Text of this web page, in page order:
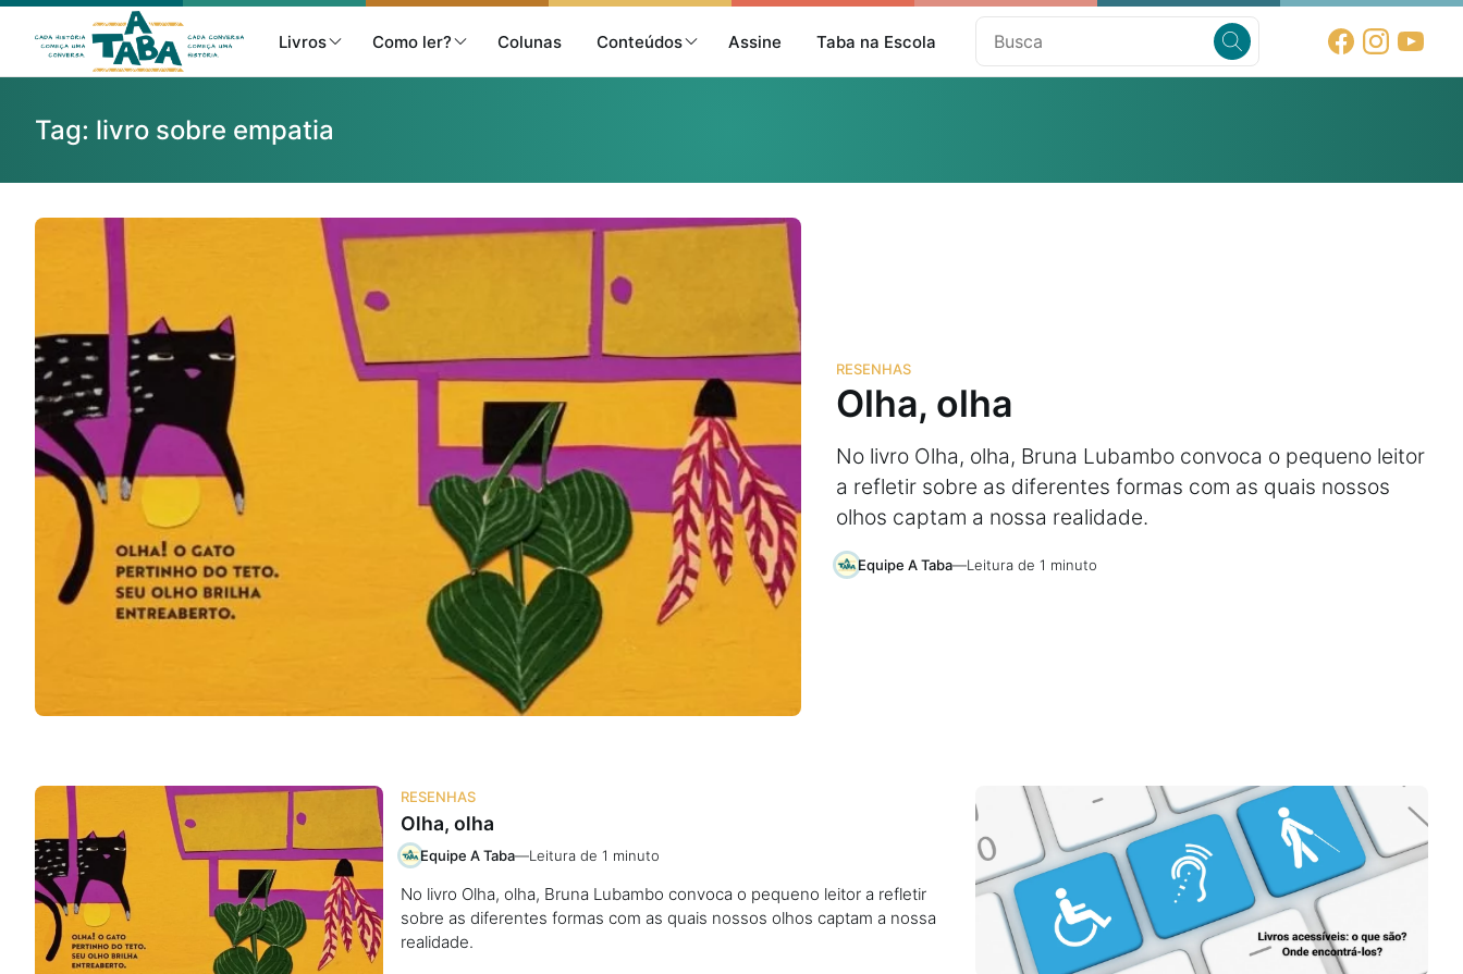
Livros Como ler? Colunas Conteúdos Assine Taba na Escola
Resenhas
Clube de Leitores
Listas
Como ler?
Na escola
Na família
Conteúdos
Cursos On line
E-Books
Eventos
Tag: livro sobre empatia
RESENHAS
Olha, olha
No livro Olha, olha, Bruna Lubambo convoca o pequeno leitor
a refletir sobre as diferentes formas com as quais nossos
olhos captam a nossa realidade.
Equipe A Taba—Leitura de 1 minuto
RESENHAS
Olha, olha
Equipe A Taba—Leitura de 1 minuto
No livro Olha, olha, Bruna Lubambo convoca o pequeno leitor a refletir
sobre as diferentes formas com as quais nossos olhos captam a nossa
realidade.